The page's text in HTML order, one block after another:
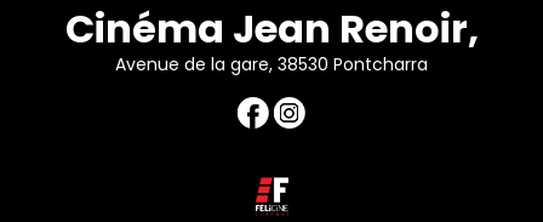
Cinéma Jean Renoir,
Avenue de la gare, 38530 Pontcharra